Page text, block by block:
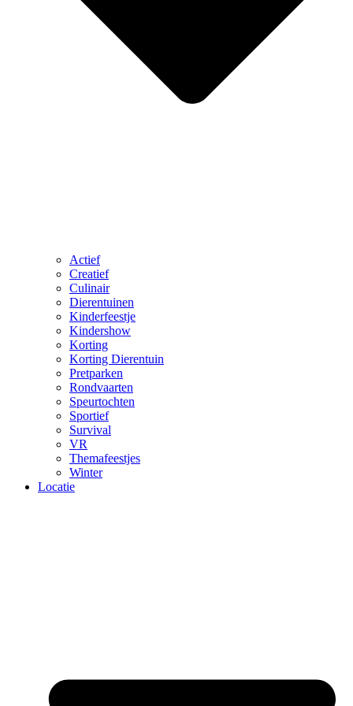
Actief
Creatief
Culinair
Dierentuinen
Kinderfeestje
Kindershow
Korting
Korting Dierentuin
Pretparken
Rondvaarten
Speurtochten
Sportief
Survival
VR
Themafeestjes
Winter
Locatie